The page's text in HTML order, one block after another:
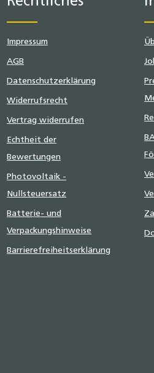
Impressum
AGB
Datenschutzerklärung
Widerrufsrecht
Vertrag widerrufen
Echtheit der
Bewertungen
Photovoltaik -
Nullsteuersatz
Batterie- und
Verpackungshinweise
Barrierefreiheitserklärung